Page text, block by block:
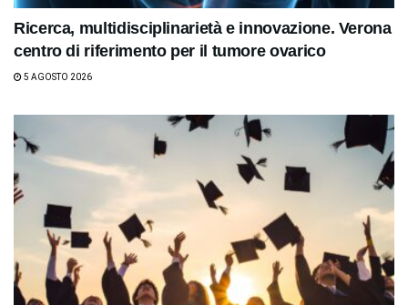
Ricerca, multidisciplinarietà e innovazione. Verona
centro di riferimento per il tumore ovarico
5 AGOSTO 2026